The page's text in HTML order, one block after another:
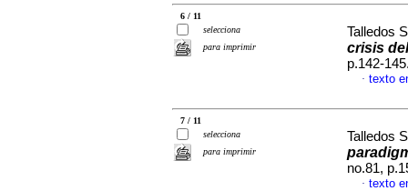
6 / 11
selecciona
para imprimir
Talledos
crisis
p.142-
· texto
7 / 11
selecciona
para imprimir
Talledos
no.81,
· texto